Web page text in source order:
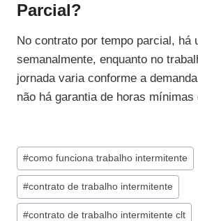
Parcial?
No contrato por tempo parcial, há
semanalmente, enquanto no
jornada varia conforme a
não há garantia de horas mínimas
Tags
do
Post:
#como funciona trabalho intermitente
#contrato de trabalho intermitente
#contrato de trabalho intermitente clt